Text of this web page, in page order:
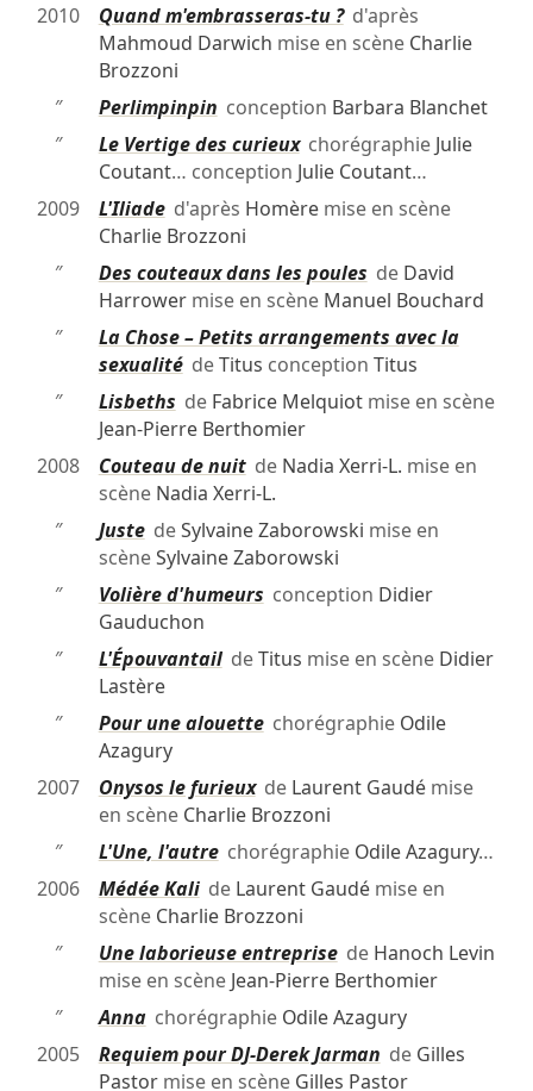
2010
Quand m'embrasseras-tu ?d'après
Mahmoud Darwich mise en scène Charlie
Brozzoni
″
Perlimpinpin conception Barbara Blanchet
″
Le Vertige des curieuxchorégraphie Julie
Coutant… conception Julie Coutant…
2009
L'Iliaded'après Homèremise en scène
Charlie Brozzoni
″
Des couteaux dans les poules de David
Harrowermise en scène Manuel Bouchard
″
La Chose – Petits arrangements avec la
sexualitédeTitus conception Titus
″
Lisbeths de Fabrice Melquiotmise en scène
Jean-Pierre Berthomier
2008
Couteau de nuitde Nadia Xerri-L. mise en
scène Nadia Xerri-L.
″
JustedeSylvaine Zaborowski mise en
scèneSylvaine Zaborowski
″
Volière d'humeurs conception Didier
Gauduchon
″
L'ÉpouvantaildeTitus mise en scène Didier
Lastère
″
Pour une alouettechorégraphie Odile
Azagury
2007
Onysos le furieuxde Laurent Gaudémise
en scène Charlie Brozzoni
″
L'Une, l'autrechorégraphie Odile Azagury…
2006
Médée Kalide Laurent Gaudémise en
scène Charlie Brozzoni
″
Une laborieuse entreprisede Hanoch Levin
mise en scène Jean-Pierre Berthomier
″
Annachorégraphie Odile Azagury
2005
Requiem pour DJ-Derek Jarman de Gilles
Pastormise en scène Gilles Pastor